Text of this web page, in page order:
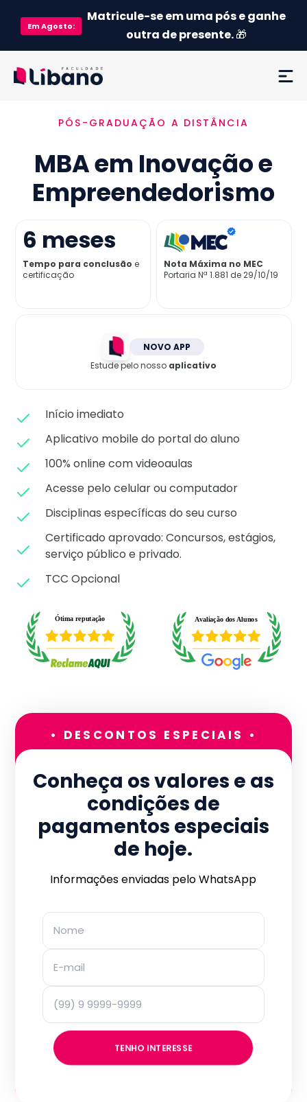
EmAgosto:
Matricule-se em uma pós e ganhe
outra de presente.🎁
Ementa
Como funciona
Credenciamento MEC
Preço
Já sou aluno
PÓS-GRADUAÇÃO A DISTÂNCIA
MBA em Inovação e
Empreendedorismo
6 meses
Tempo para conclusão e
certificação
Nota Máxima no MEC
Portaria Nª 1.881 de 29/10/19
NOVO APP
Estude pelo nosso aplicativo
Início imediato
Aplicativo mobile do portal do aluno
100% online com videoaulas
Acesse pelo celular ou computador
Disciplinas específicas do seu curso
Certificado aprovado: Concursos, estágios,
serviço público e privado.
TCC Opcional
• DESCONTOS ESPECIAIS •
Conheça os valores e as
condições de
pagamentos especiais
de hoje.
Informações enviadas pelo WhatsApp
TENHO INTERESSE